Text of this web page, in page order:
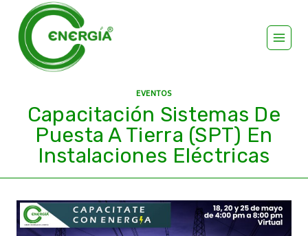
EVENTOS
Capacitación Sistemas De
Puesta A Tierra (SPT) En
Instalaciones Eléctricas